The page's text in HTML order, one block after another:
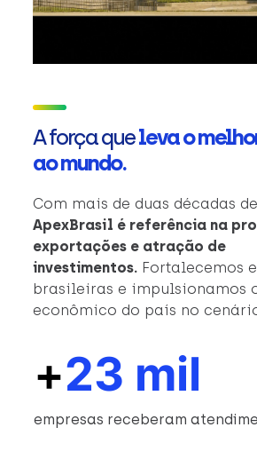
A força queleva o
ao mundo.
Com mais de duas décadas
ApexBrasil é referência na
exportações e atração de
investimentos. Fortalecemos
brasileiras e impulsionamos
econômico do país no
+23 mil
empresas receberam